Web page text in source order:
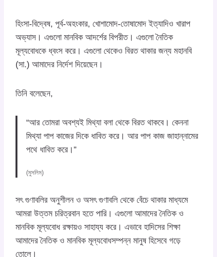
হিংসা-বিদ্বেষ, পূর্ব-অহংকার, খোশামোদ-তোষামোদ ইত্যাদিও খারাপ
অভ্যাস। এগুলো মানবিক আদর্শের বিপরীত। এগুলো নৈতিক
মূল্যবোধকে ধ্বংস করে। এগুলো থেকেও বিরত থাকার জন্য মহানবি
(সা.) আমাদের নির্দেশ দিয়েছেন।
তিনি বলেছেন,
“আর তোমরা অবশ্যই মিথ্যা বলা থেকে বিরত থাকবে। কেননা
মিথ্যা পাপ কাজের দিকে ধাবিত করে। আর পাপ কাজ জাহান্নামের
পথে ধাবিত করে।”
(মুসলিম)
সৎ গুণাবলির অনুশীলন ও অসৎ গুণাবলি থেকে বেঁচে থাকার মাধ্যমে
আমরা উত্তম চরিত্রবান হতে পারি। এগুলো আমাদের নৈতিক ও
মানবিক মূল্যবোধ রক্ষায়ও সাহায্য করে। এভাবে হাদিসের শিক্ষা
আমাদের নৈতিক ও মানবিক মূল্যবোধসম্পন্ন মানুষ হিসেবে গড়ে
তোলে।